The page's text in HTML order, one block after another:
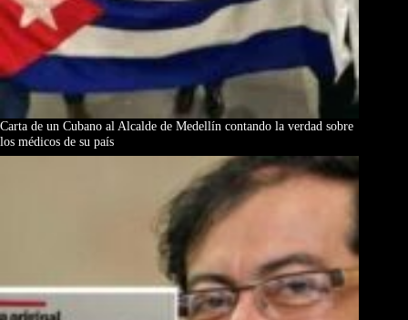
Carta de un Cubano al Alcalde de Medellín contando la verdad sobre
los médicos de su país